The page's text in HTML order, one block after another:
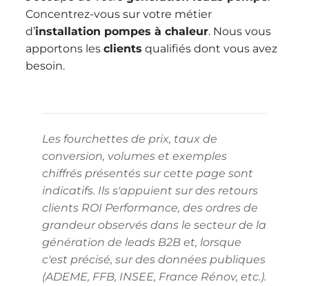
Concentrez-vous sur votre métier
d’installation pompes à chaleur. Nous vous
apportons lesclients qualifiés dont vous avez
besoin.
Les fourchettes de prix, taux de
conversion, volumes et exemples
chiffrés présentés sur cette page sont
indicatifs. Ils s'appuient sur des retours
clients ROI Performance, des ordres de
grandeur observés dans le secteur de la
génération de leads B2B et, lorsque
c'est précisé, sur des données publiques
(ADEME, FFB, INSEE, France Rénov, etc.).